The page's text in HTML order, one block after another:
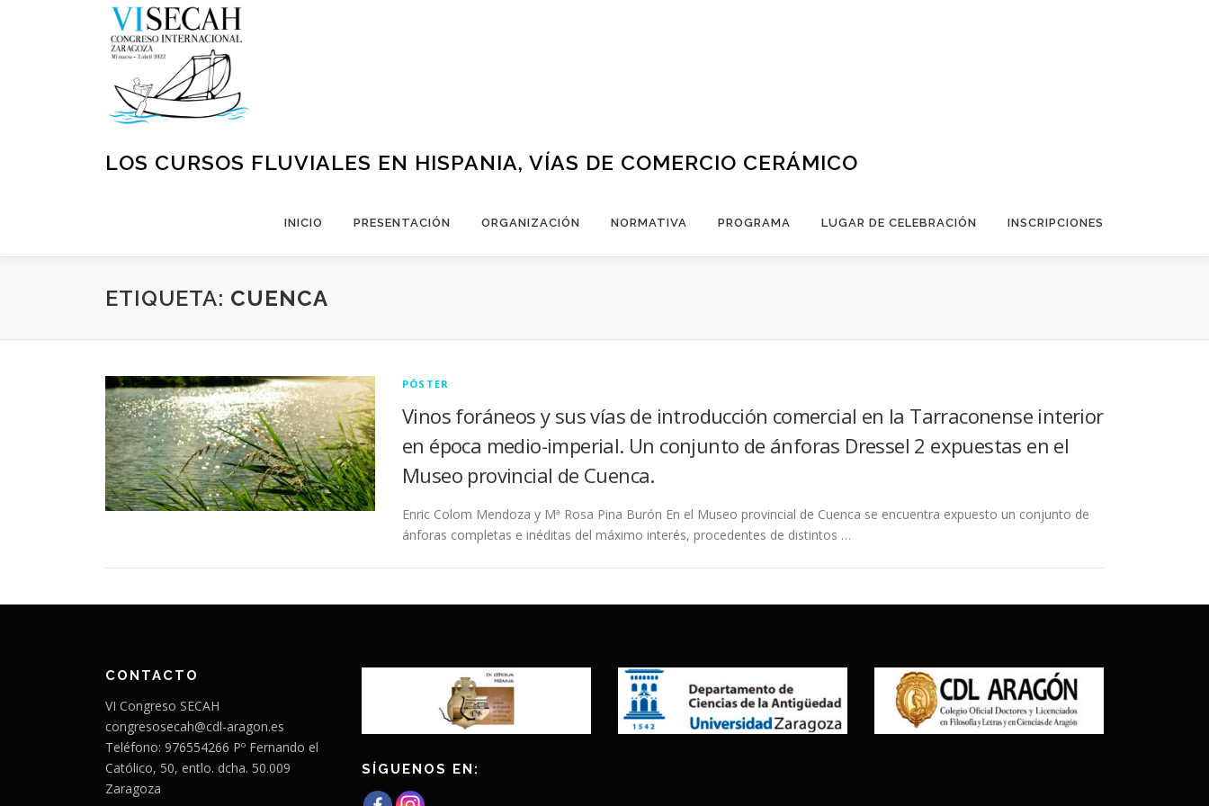
LOS CURSOS FLUVIALES EN HISPANIA, VÍAS DE COMERCIO CERÁMICO
INICIO PRESENTACIÓN ORGANIZACIÓN NORMATIVA PROGRAMA LUGAR DE CELEBRACIÓN INSCRIPCIONES
ETIQUETA: CUENCA
PÓSTER
Vinos foráneos y sus vías de introducción comercial en la Tarraconense interior
en época medio-imperial. Un conjunto de ánforas Dressel 2 expuestas en el
Museo provincial de Cuenca.
Enric Colom Mendoza y Mª Rosa Pina Burón En el Museo provincial de Cuenca se encuentra expuesto un conjunto de
ánforas completas e inéditas del máximo interés, procedentes de distintos …
CONTACTO
VI Congreso SECAH
congresosecah@cdl-aragon.es
Teléfono: 976554266 Pº Fernando el
Católico, 50, entlo. dcha. 50.009
Zaragoza
SÍGUENOS EN: